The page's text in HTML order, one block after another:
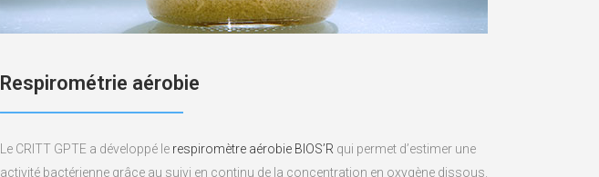
Respirométrie aérobie
Le CRITT GPTE a développé le respiromètre aérobie BIOS’R qui permet d’estimer une
activité bactérienne grâce au suivi en continu de la concentration en oxygène dissous.